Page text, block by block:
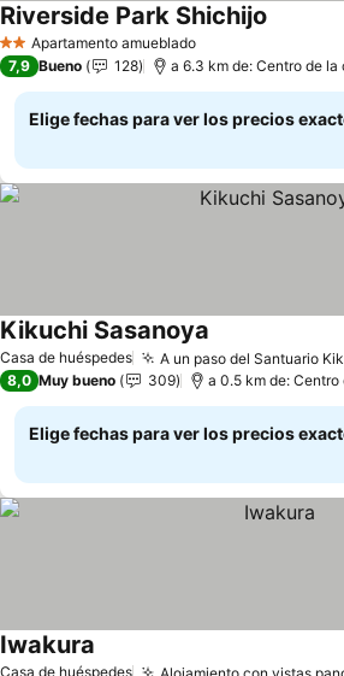
2 EstrellasApartamento amueblado
Riverside Park Shichijo
7,9 Bueno 128 a 6.3 km de: Centro de la
Elige fechas para ver los precios
Casa de huéspedes A un paso del Santuario
Kikuchi Sasanoya
8,0 Muy bueno 309 a 0.5 km de:
Elige fechas para ver los precios
Casa de huéspedes Alojamiento con vistas
Iwakura